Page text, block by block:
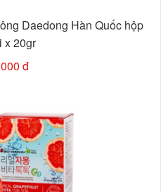
Daedong Hàn Quốc hộp
x 20gr
đ